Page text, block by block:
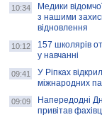
10:34
Медики
з нашими
відновлення
10:12
157 школярів
у навчанні
09:41
У Ріпках
міжнародних
09:09
Напередодні
привітав